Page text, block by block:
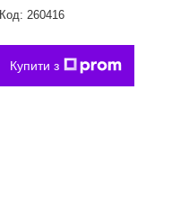
Код: 260416
Купити з